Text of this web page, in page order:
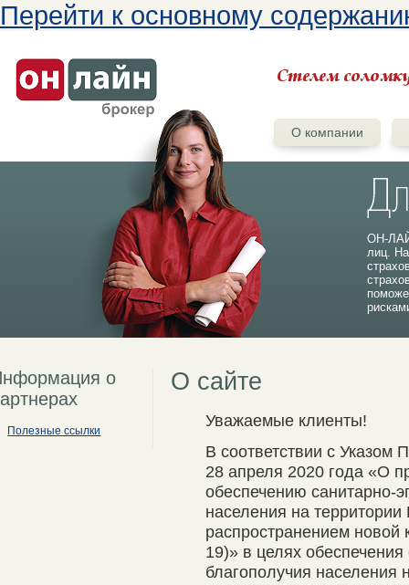
Перейти к основному
О компании
ОН-
лиц.
о
Полезные ссылки
О сайте
Уважаемые клиенты!
В соответствии с Указом
28 апреля 2020 года «О
обеспечению санитарно-
населения на
распространением новой
19)» в целях
благополучия населения